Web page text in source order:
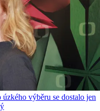
výběru se dostalo jen